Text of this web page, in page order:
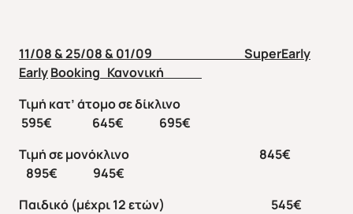
11/08 & 25/08 & 01/09 SuperEarly
EarlyBooking Κανονική
Τιμή κατ’ άτομο σε δίκλινο
595€ 645€ 695€
Τιμή σε μονόκλινο 845€
895€ 945€
Παιδικό (μέχρι 12 ετών) 545€